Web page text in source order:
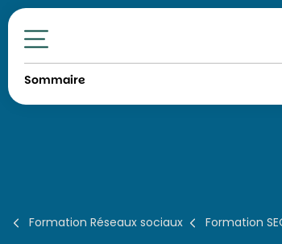
Toutes nos formations
Sommaire
Formation Réseaux sociaux Formation